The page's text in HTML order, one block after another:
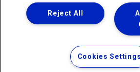
Copyright © 2026 - Todos
Nossa natureza movimenta
Termos Gerais de Uso de Sites
Política de Privacidade e
Reject All
Cookies Settings